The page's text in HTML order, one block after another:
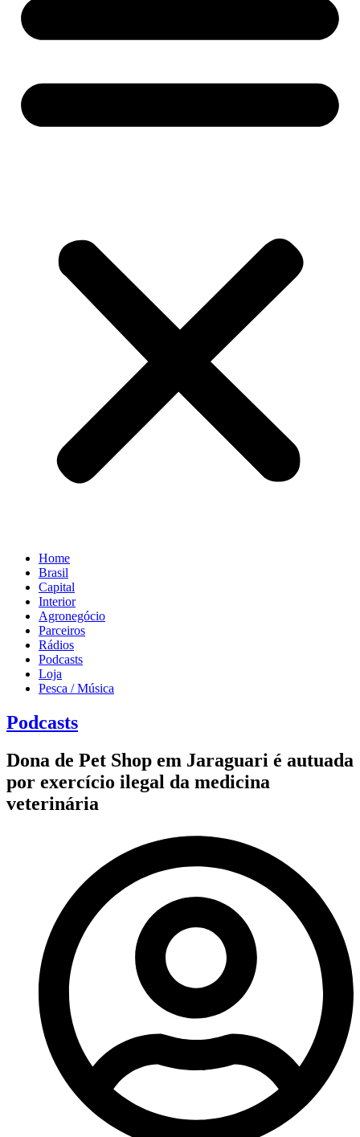
Home
Brasil
Capital
Interior
Agronegócio
Parceiros
Rádios
Podcasts
Loja
Pesca / Música
Podcasts
Dona de Pet Shop em Jaraguari é autuada
por exercício ilegal da medicina
veterinária